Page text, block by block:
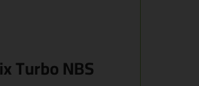
Turbo NBS